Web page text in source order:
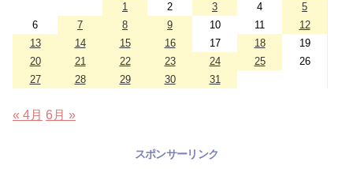
1
2 3 4
5
6
7 8 9 10 11
12
13
14 15 16 17 18
19
20
21 22 23 24 25
26
27
28 29 30 31
« 4月 6月 »
スポンサーリンク